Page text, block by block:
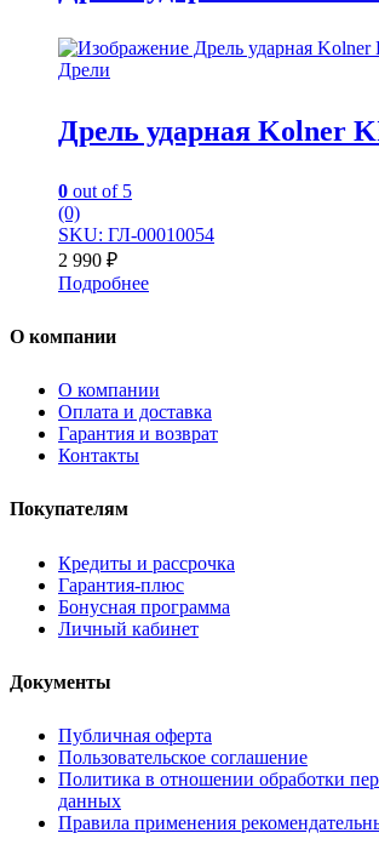
Дрели
Дрель ударная Kolner
0 out of 5
(0)
SKU: ГЛ-00010054
2 990 ₽
Подробнее
О компании
О компании
Оплата и доставка
Гарантия и возврат
Контакты
Покупателям
Кредиты и рассрочка
Гарантия-плюс
Бонусная программа
Личный кабинет
Документы
Публичная оферта
Пользовательское соглашение
Политика в отношении обработки
данных
Правила применения